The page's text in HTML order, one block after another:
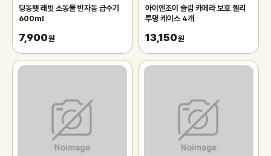
딩동펫 래빗 소동물 반자동 급수기
600ml
7,900원
아이엔조이 슬림 카메라 보호 젤리
투명 케이스 4개
13,150원